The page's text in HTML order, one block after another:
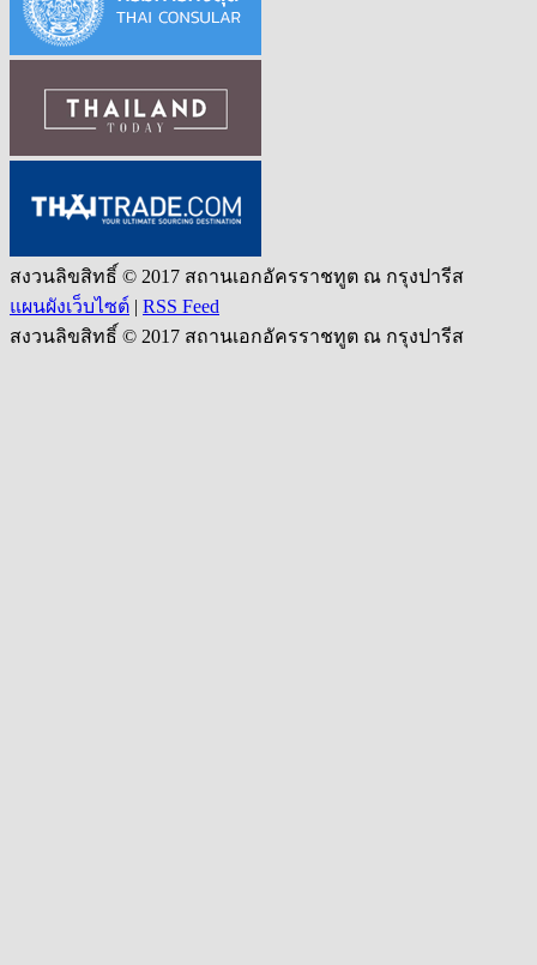
สงวนลิขสิทธิ์ © 2017 สถานเอกอัครราชทูต ณ กรุงปารีส
แผนผังเว็บไซต์ | RSS Feed
สงวนลิขสิทธิ์ © 2017 สถานเอกอัครราชทูต ณ กรุงปารีส